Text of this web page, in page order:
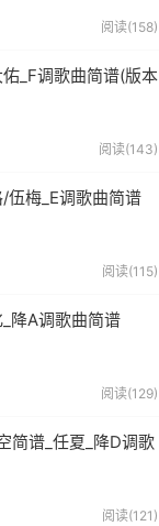
阅读(158)
_F调歌曲简谱(版本
阅读(143)
伍梅_E调歌曲简谱
阅读(115)
降A调歌曲简谱
阅读(129)
简谱_任夏_降D调歌
阅读(121)